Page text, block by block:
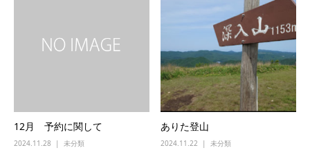
12月 予約に関して
2024.11.28 未分類
ありた登山
2024.11.22 未分類